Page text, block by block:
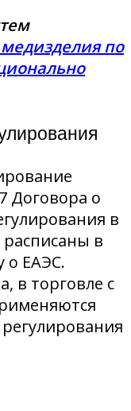
по
Договора о
в
в
о ЕАЭС.
в торговле с